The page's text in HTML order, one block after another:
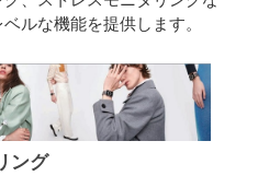
ルな機能を提供します。
ング